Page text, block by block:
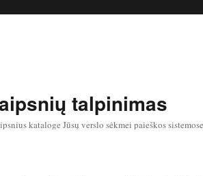
talpinimas
kataloge Jūsų verslo sėkmei paieškos